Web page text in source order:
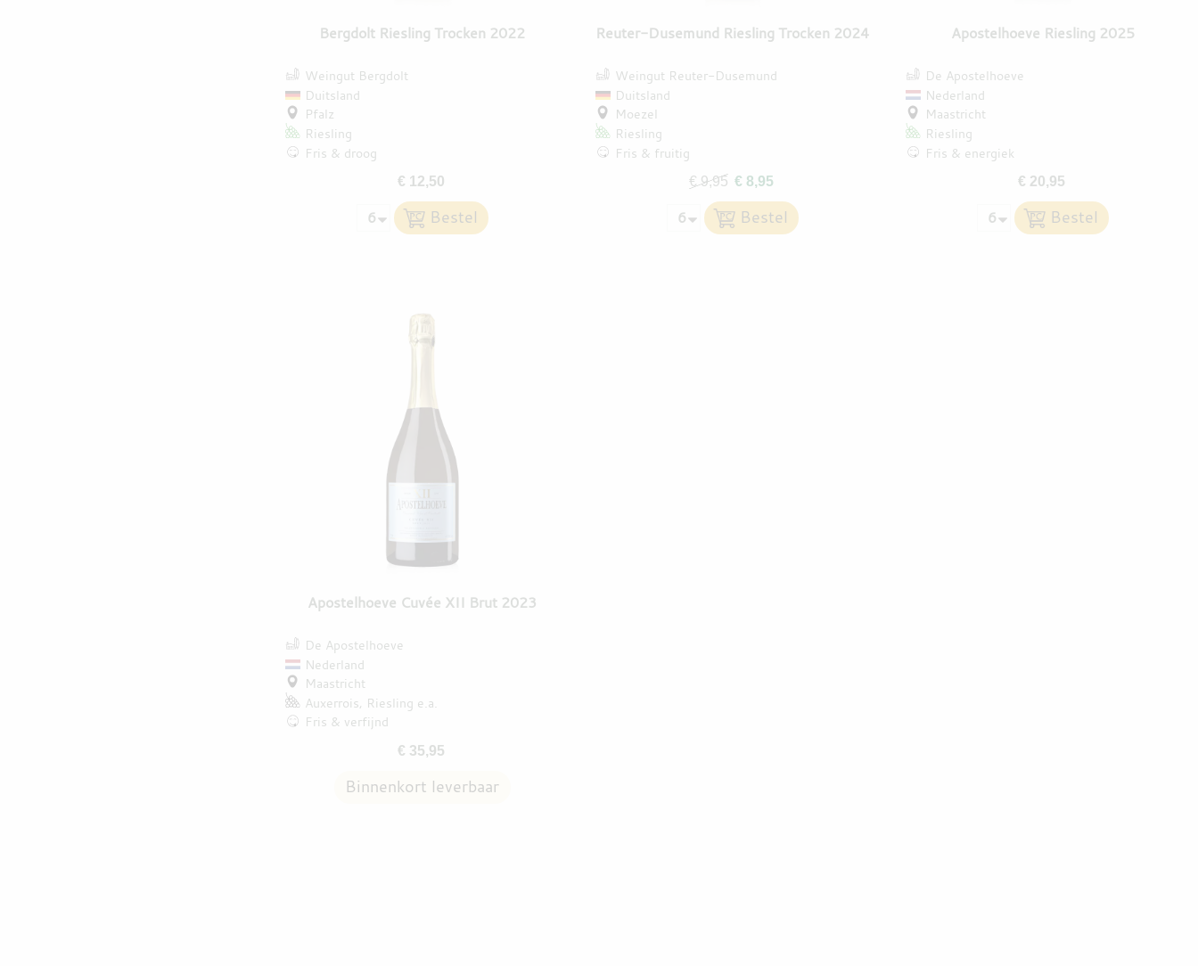
Bergdolt Riesling Trocken 2022
Weingut Bergdolt
Duitsland
Pfalz
Riesling
Fris & droog
€ 12,50
Reuter-Dusemund Riesling Trocken 2024
Weingut Reuter-Dusemund
Duitsland
Moezel
Riesling
Fris & fruitig
€ 9,95 € 8,95
Apostelhoeve Riesling 2025
De Apostelhoeve
Nederland
Maastricht
Riesling
Fris & energiek
€ 20,95
Apostelhoeve Cuvée XII Brut 2023
De Apostelhoeve
Nederland
Maastricht
Auxerrois Riesling e.a.
Fris & verfijnd
€ 35,95